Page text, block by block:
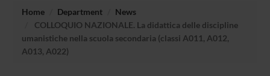
Home Department
News
COLLOQUIO NAZIONALE. La didattica delle discipline
umanistiche nella scuola secondaria (classi A011, A012,
A013, A022)